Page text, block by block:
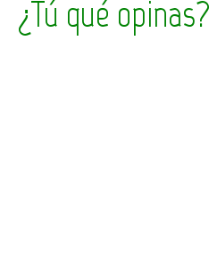
¿Tú qué opinas?